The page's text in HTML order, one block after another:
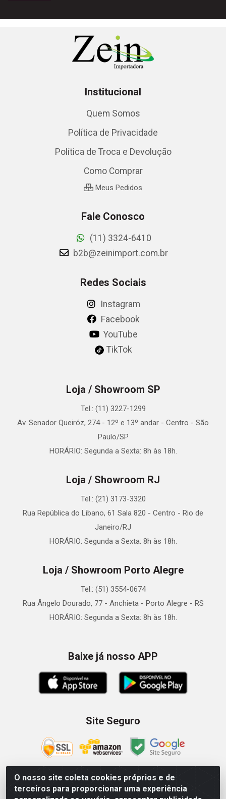
O nosso site coleta cookies próprios e de
terceiros para proporcionar uma experiência
Institucional
Quem Somos
Política de Privacidade
Política de Troca e Devolução
Como Comprar
Meus Pedidos
Fale Conosco
(11) 3324-6410
b2b@zeinimport.com.br
Redes Sociais
Instagram
Facebook
YouTube
TikTok
Loja / Showroom SP
Tel.: (11) 3227-1299
Av. Senador Queiróz, 274 - 12º e 13º andar - Centro - São
Paulo/SP
HORÁRIO: Segunda a Sexta: 8h às 18h.
Loja / Showroom RJ
Tel.: (21) 3173-3320
Rua República do Libano, 61 Sala 820 - Centro - Rio de
Janeiro/RJ
HORÁRIO: Segunda a Sexta: 8h às 18h.
Loja / Showroom Porto Alegre
Tel.: (51) 3554-0674
Rua Ângelo Dourado, 77 - Anchieta - Porto Alegre - RS
HORÁRIO: Segunda a Sexta: 8h às 18h.
Baixe já nosso APP
Site Seguro
Zein Importação e Comércio LTDA - Av. Senador Queiróz, 274